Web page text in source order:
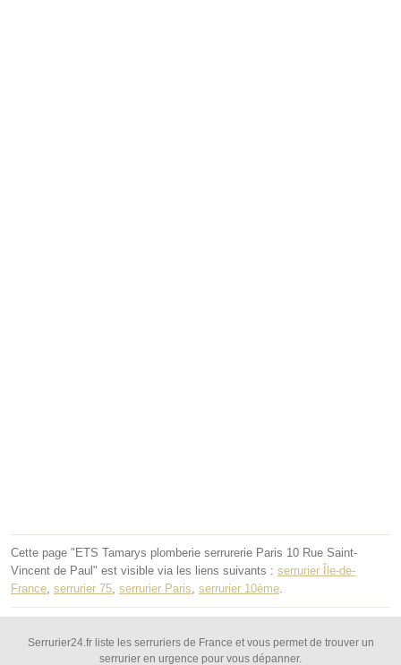
Cette page "ETS Tamarys plomberie serrurerie Paris 10 Rue Saint-
Vincent de Paul" est visible via les liens suivants : serrurier Île-de-
France, serrurier 75, serrurier Paris, serrurier 10ème.
Serrurier24.fr liste les serruriers de France et vous permet de trouver un
serrurier en urgence pour vous dépanner.